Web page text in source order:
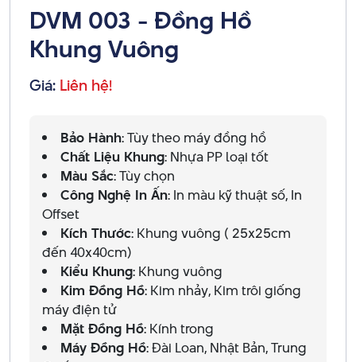
DVM 003 - Đồng Hồ
Khung Vuông
Giá: Liên hệ!
Bảo Hành: Tùy theo máy đồng hồ
Chất Liệu Khung: Nhựa PP loại tốt
Màu Sắc: Tùy chọn
Công Nghệ In Ấn: In màu kỹ thuật số, In
Offset
Kích Thước: Khung vuông ( 25x25cm
đến 40x40cm)
Kiểu Khung: Khung vuông
Kim Đồng Hồ: Kim nhảy, Kim trôi giống
máy điện tử
Mặt Đồng Hồ: Kính trong
Máy Đồng Hồ: Đài Loan, Nhật Bản, Trung